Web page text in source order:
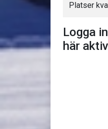
Platser
Logga
här